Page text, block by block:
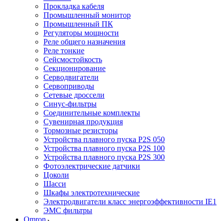
Прокладка кабеля
Промышленный монитор
Промышленный ПК
Регуляторы мощности
Реле общего назначения
Реле тонкие
Сейсмостойкость
Секционирование
Серводвигатели
Сервоприводы
Сетевые дроссели
Синус-фильтры
Соединительные комплекты
Сувенирная продукция
Тормозные резисторы
Устройства плавного пуска P2S 050
Устройства плавного пуска P2S 100
Устройства плавного пуска P2S 300
Фотоэлектрические датчики
Цоколи
Шасси
Шкафы электротехнические
Электродвигатели класс энергоэффективности IE1
ЭМС фильтры
Omron